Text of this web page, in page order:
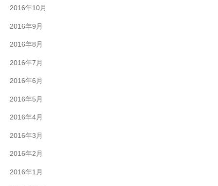
2016年10月
2016年9月
2016年8月
2016年7月
2016年6月
2016年5月
2016年4月
2016年3月
2016年2月
2016年1月